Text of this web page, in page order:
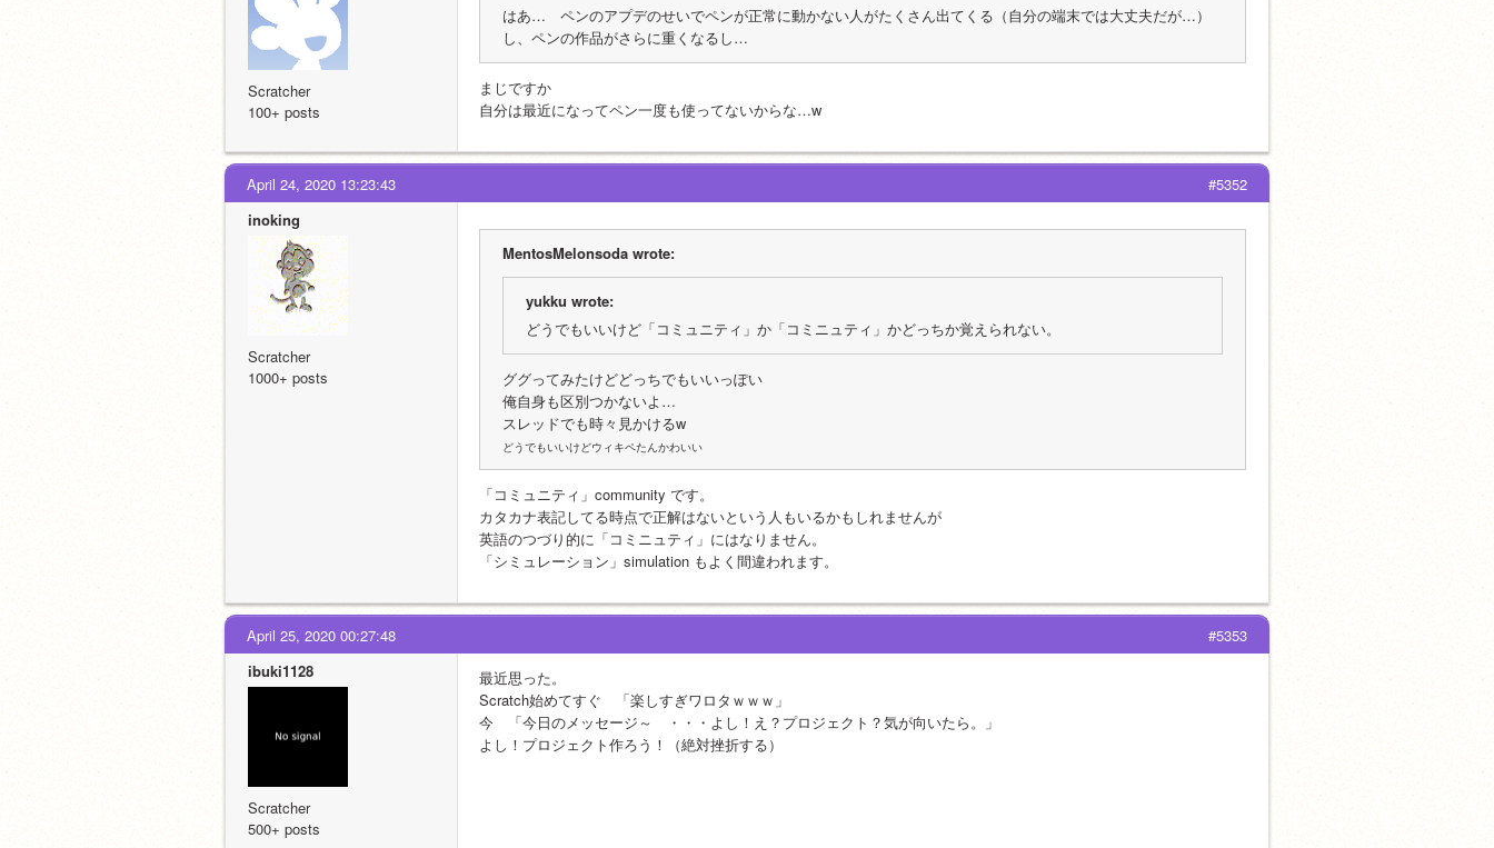
Scratcher
100+ posts
はあ…　ペンのアプデのせいでペンが正常に動かない人がたくさん出てくる（自分の端末では大丈夫だが…）
し、ペンの作品がさらに重くなるし…
まじですか
自分は最近になってペン一度も使ってないからな…w
#5352
April 24, 2020 13:23:43
inoking
Scratcher
1000+ posts
MentosMelonsoda wrote:
yukku wrote:
どうでもいいけど「コミュニティ」か「コミニュティ」かどっちか覚えられない。
ググってみたけどどっちでもいいっぽい
俺自身も区別つかないよ…
スレッドでも時々見かけるw
どうでもいいけどウィキペたんかわいい
「コミュニティ」community です。
カタカナ表記してる時点で正解はないという人もいるかもしれませんが
英語のつづり的に「コミニュティ」にはなりません。
「シミュレーション」simulation もよく間違われます。
#5353
April 25, 2020 00:27:48
ibuki1128
Scratcher
500+ posts
最近思った。
Scratch始めてすぐ　「楽しすぎワロタｗｗｗ」
今　「今日のメッセージ～　・・・よし！え？プロジェクト？気が向いたら。」
よし！プロジェクト作ろう！（絶対挫折する）